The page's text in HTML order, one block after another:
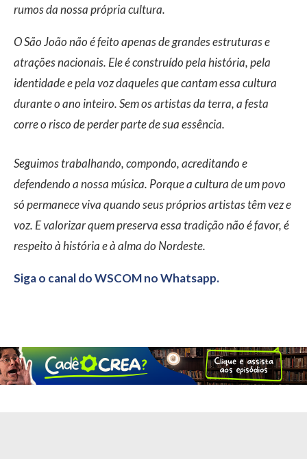
rumos da nossa própria cultura.
O São João não é feito apenas de grandes estruturas e
atrações nacionais. Ele é construído pela história, pela
identidade e pela voz daqueles que cantam essa cultura
durante o ano inteiro. Sem os artistas da terra, a festa
corre o risco de perder parte de sua essência.
Seguimos trabalhando, compondo, acreditando e
defendendo a nossa música. Porque a cultura de um povo
só permanece viva quando seus próprios artistas têm vez e
voz. E valorizar quem preserva essa tradição não é favor, é
respeito à história e à alma do Nordeste.
Siga o canal do WSCOM no Whatsapp.